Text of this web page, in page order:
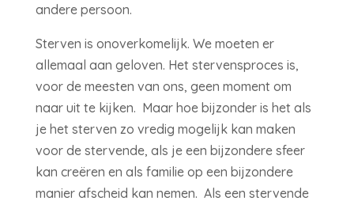
andere persoon.
Sterven is onoverkomelijk. We moeten er
allemaal aan geloven. Het stervensproces is,
voor de meesten van ons, geen moment om
naar uit te kijken. Maar hoe bijzonder is het als
je het sterven zo vredig mogelijk kan maken
voor de stervende, als je een bijzondere sfeer
kan creëren en als familie op een bijzondere
manier afscheid kan nemen. Als een stervende